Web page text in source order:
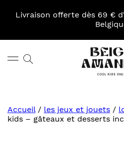
Livraison offerte dès 69 €
Rechercher
Accueil/ les jeux et jouets /
kids – gâteaux et desserts